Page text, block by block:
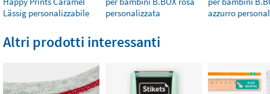
Lässig personalizzabile
personalizzata
azzurro
Altri prodotti interessanti